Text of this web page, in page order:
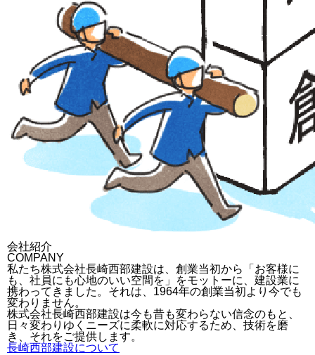
会社紹介
COMPANY
私たち株式会社長崎西部建設は、創業当初から「お客様に
も、社員にも心地のいい空間を」をモットーに、建設業に
携わってきました。それは、1964年の創業当初より今でも
変わりません。
株式会社長崎西部建設は今も昔も変わらない信念のもと、
日々変わりゆくニーズに柔軟に対応するため、技術を磨
き、それをご提供します。
長崎西部建設について